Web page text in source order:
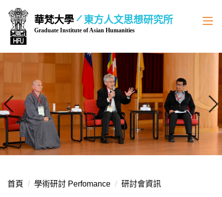
跳
到
主
要
內
華梵大學 東方人文思想研究所
Graduate Institute of Asian Humanities
首頁 學術研討 Perfomance 研討會資訊